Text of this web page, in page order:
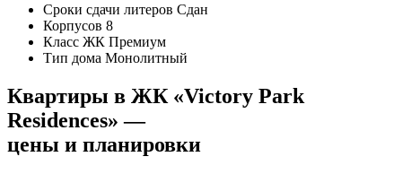
Сроки сдачи литеров Сдан
Корпусов 8
Класс ЖК Премиум
Тип дома Монолитный
Квартиры в ЖК «Victory Park
Residences» —
цены и планировки